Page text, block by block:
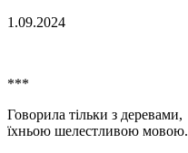
1.09.2024
***
Говорила тільки з деревами,
їхньою шелестливою мовою.